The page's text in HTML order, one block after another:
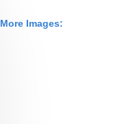
More Images: